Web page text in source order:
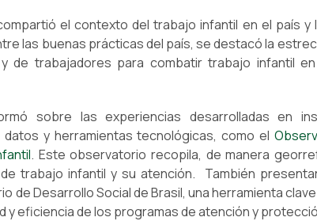
el contexto del trabajo infantil en el país y
las buenas prácticas del país, se destacó la
de trabajadores para combatir trabajo infantil
sobre las experiencias desarrolladas en
y herramientas tecnológicas, como el
. Este observatorio recopila, de manera
trabajo infantil y su atención. También
de Desarrollo Social de Brasil, una herramienta
y eficiencia de los programas de atención y